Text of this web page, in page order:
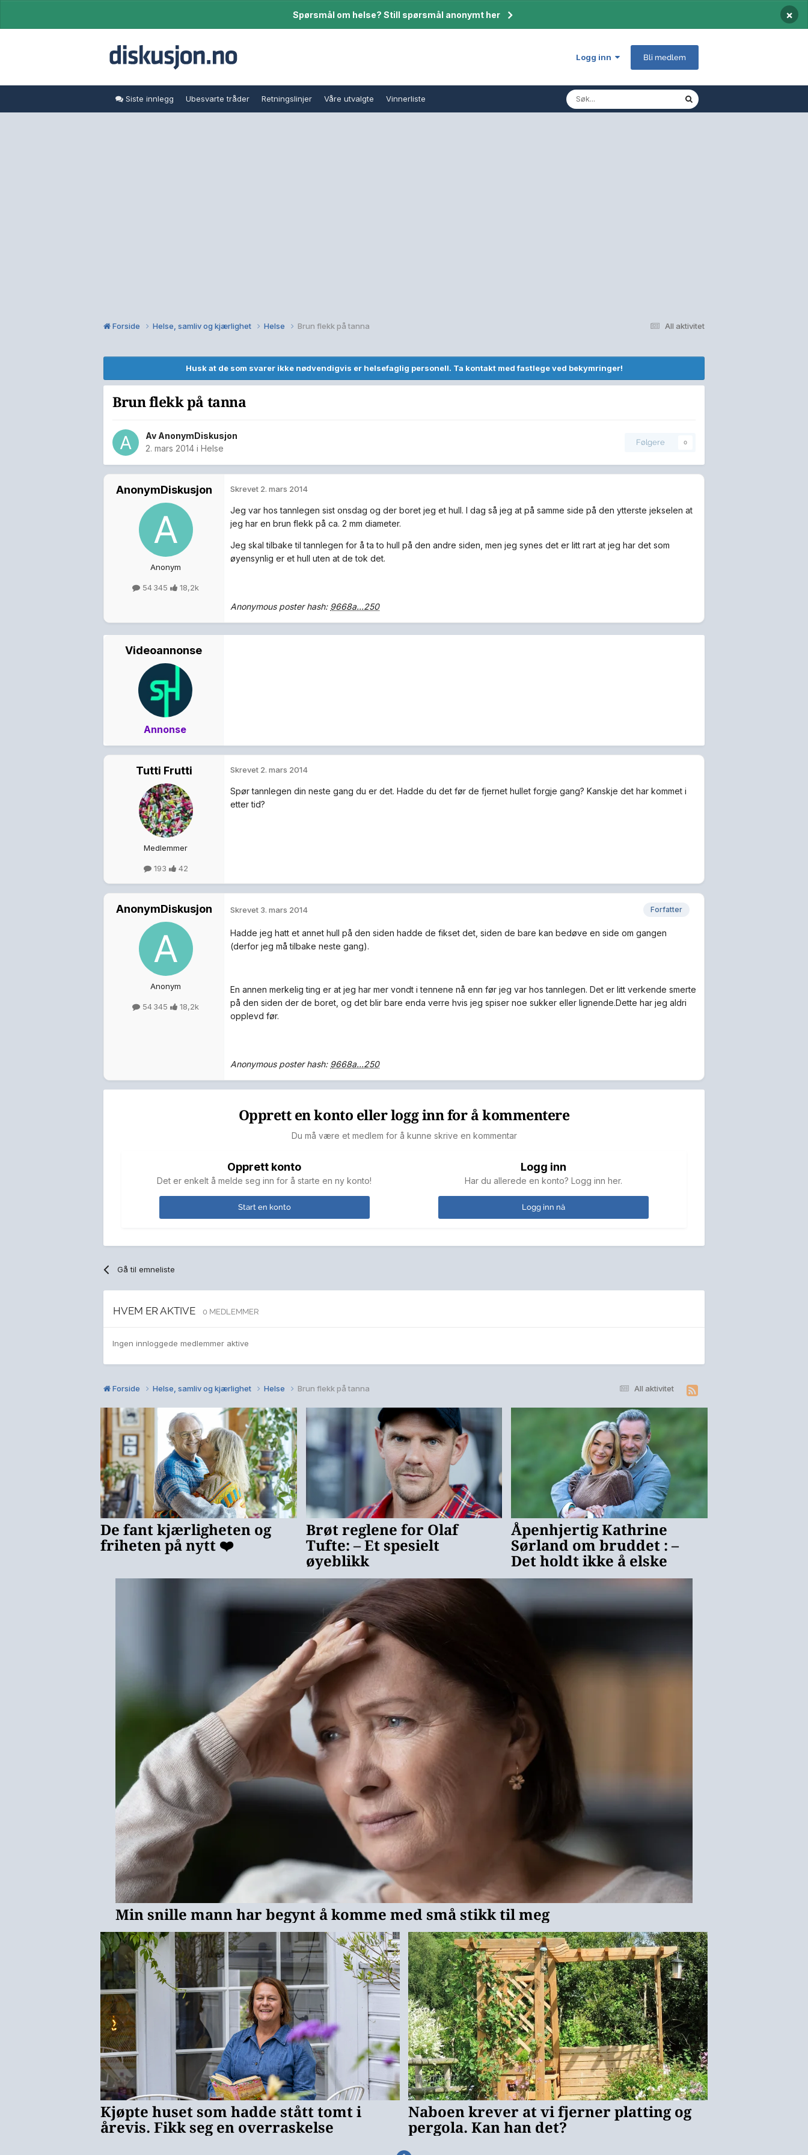
Spørsmål om helse? Still spørsmål anonymt her ×
Logg inn Bli medlem
Siste innlegg Ubesvarte tråder Retningslinjer Våre utvalgte Vinnerliste
All aktivitet
Forside Helse, samliv og kjærlighet Helse Brun flekk på tanna
Husk at de som svarer ikke nødvendigvis er helsefaglig personell. Ta kontakt med fastlege ved bekymringer!
Brun flekk på tanna
Av AnonymDiskusjon
2. mars 2014 i Helse
Følgere 0
AnonymDiskusjon
Anonym
54 345 18,2k
Skrevet 2. mars 2014
Jeg var hos tannlegen sist onsdag og der boret jeg et hull. I dag så jeg at på samme side på den ytterste jekselen at
jeg har en brun flekk på ca. 2 mm diameter.
Jeg skal tilbake til tannlegen for å ta to hull på den andre siden, men jeg synes det er litt rart at jeg har det som
øyensynlig er et hull uten at de tok det.
Anonymous poster hash: 9668a...250
Videoannonse
Annonse
Tutti Frutti
Medlemmer
193 42
Skrevet 2. mars 2014
Spør tannlegen din neste gang du er det. Hadde du det før de fjernet hullet forgje gang? Kanskje det har kommet i
etter tid?
AnonymDiskusjon
Anonym
54 345 18,2k
Forfatter
Skrevet 3. mars 2014
Hadde jeg hatt et annet hull på den siden hadde de fikset det, siden de bare kan bedøve en side om gangen
(derfor jeg må tilbake neste gang).
En annen merkelig ting er at jeg har mer vondt i tennene nå enn før jeg var hos tannlegen. Det er litt verkende smerte
på den siden der de boret, og det blir bare enda verre hvis jeg spiser noe sukker eller lignende.Dette har jeg aldri
opplevd før.
Anonymous poster hash: 9668a...250
Opprett en konto eller logg inn for å kommentere
Du må være et medlem for å kunne skrive en kommentar
Opprett konto
Det er enkelt å melde seg inn for å starte en ny konto!
Start en konto
Logg inn
Har du allerede en konto? Logg inn her.
Logg inn nå
Gå til emneliste
HVEM ER AKTIVE 0 MEDLEMMER
Ingen innloggede medlemmer aktive
All aktivitet
Forside Helse, samliv og kjærlighet Helse Brun flekk på tanna